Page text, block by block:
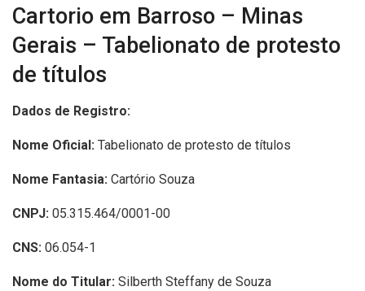
Cartorio em Barroso – Minas
Gerais – Tabelionato de protesto
de títulos
Dados de Registro:
Nome Oficial: Tabelionato de protesto de títulos
Nome Fantasia: Cartório Souza
CNPJ: 05.315.464/0001-00
CNS: 06.054-1
Nome do Titular: Silberth Steffany de Souza